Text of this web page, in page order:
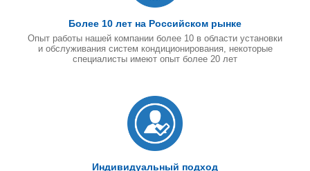
Более 10 лет на Российском рынке
Опыт работы нашей компании более 10 в области установки
и обслуживания систем кондиционирования, некоторые
специалисты имеют опыт более 20 лет
Индивидуальный подход